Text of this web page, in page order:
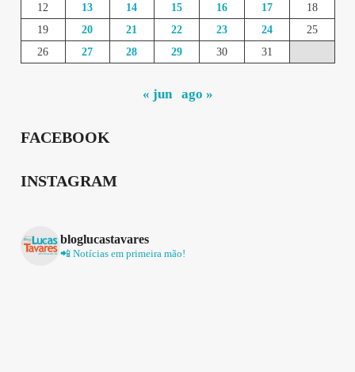
12
13 14 15 16 17
18
19
20 21 22 23 24
25
26
27 28 29 30 31
« jun ago »
FACEBOOK
INSTAGRAM
bloglucastavares
📲 Notícias em primeira mão!